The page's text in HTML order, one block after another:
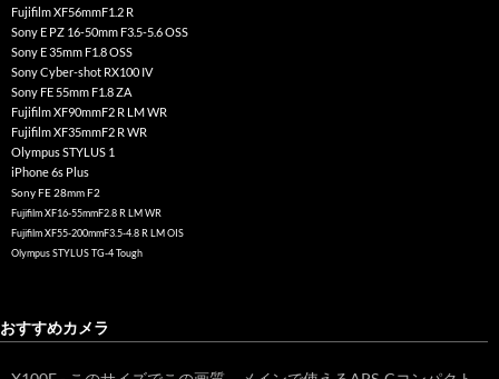
Fujifilm XF56mmF1.2 R
Sony E PZ 16-50mm F3.5-5.6 OSS
Sony E 35mm F1.8 OSS
Sony Cyber-shot RX100 IV
Sony FE 55mm F1.8 ZA
Fujifilm XF90mmF2 R LM WR
Fujifilm XF35mmF2 R WR
Olympus STYLUS 1
iPhone 6s Plus
Sony FE 28mm F2
Fujifilm XF16-55mmF2.8 R LM WR
Fujifilm XF55-200mmF3.5-4.8 R LM OIS
Olympus STYLUS TG-4 Tough
おすすめカメラ